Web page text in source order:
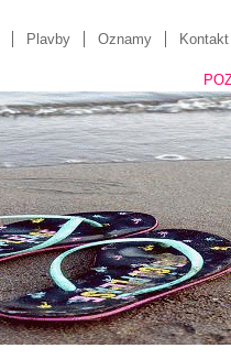
Plavby Oznamy Kontakt